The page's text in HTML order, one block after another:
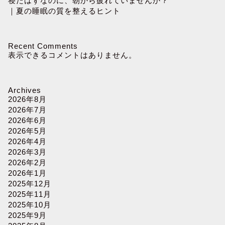
｜夏の睡眠の質を整えるヒント
Recent Comments
表示できるコメントはありません。
Archives
2026年8月
2026年7月
2026年6月
2026年5月
2026年4月
2026年3月
2026年2月
2026年1月
2025年12月
2025年11月
2025年10月
2025年9月